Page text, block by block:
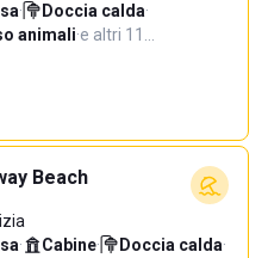
· Doccia calda·
animali·e altri 11…
Beach
· Cabine· Doccia calda·